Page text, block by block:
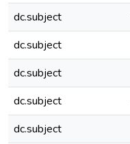
dc.subject
dc.subject
dc.subject
dc.subject
dc.subject